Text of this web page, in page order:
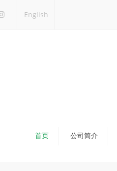
English
首页 公司简介